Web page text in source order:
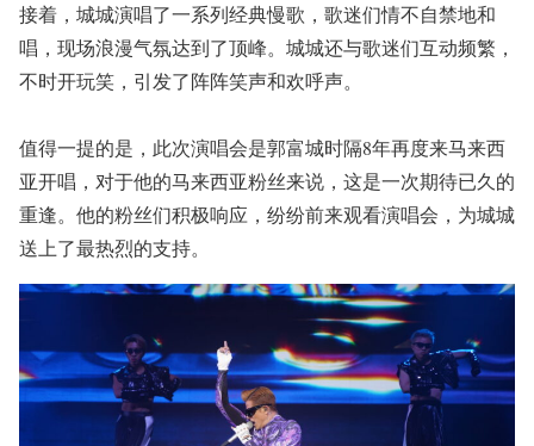
接着，城城演唱了一系列经典慢歌，歌迷们情不自禁地和
唱，现场浪漫气氛达到了顶峰。城城还与歌迷们互动频繁，
不时开玩笑，引发了阵阵笑声和欢呼声。
值得一提的是，此次演唱会是郭富城时隔8年再度来马来西
亚开唱，对于他的马来西亚粉丝来说，这是一次期待已久的
重逢。他的粉丝们积极响应，纷纷前来观看演唱会，为城城
送上了最热烈的支持。